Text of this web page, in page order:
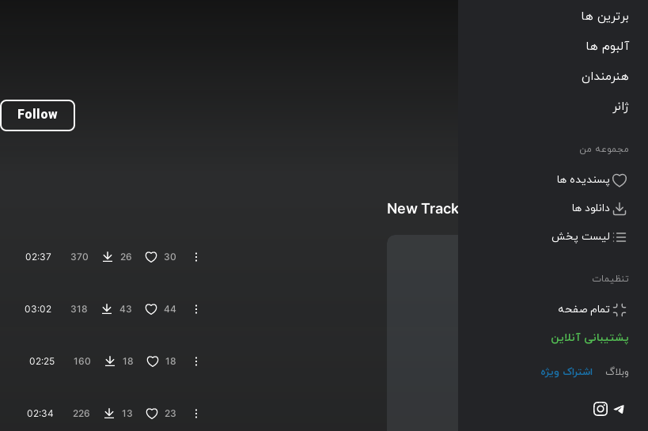
برترین ها
آلبوم ها
هنرمندان
ژانر
مجموعه من
پسندیده ها
دانلود ها
لیست پخش
تنظیمات
تمام صفحه
پشتیبانی آنلاین
وبلاگ اشتراک ویژه
تلگراماینستاگرم
Follow
02:37 370 26 30
03:02 318 43 44
02:25 160 18 18
02:34 226 13 23
New Tracks